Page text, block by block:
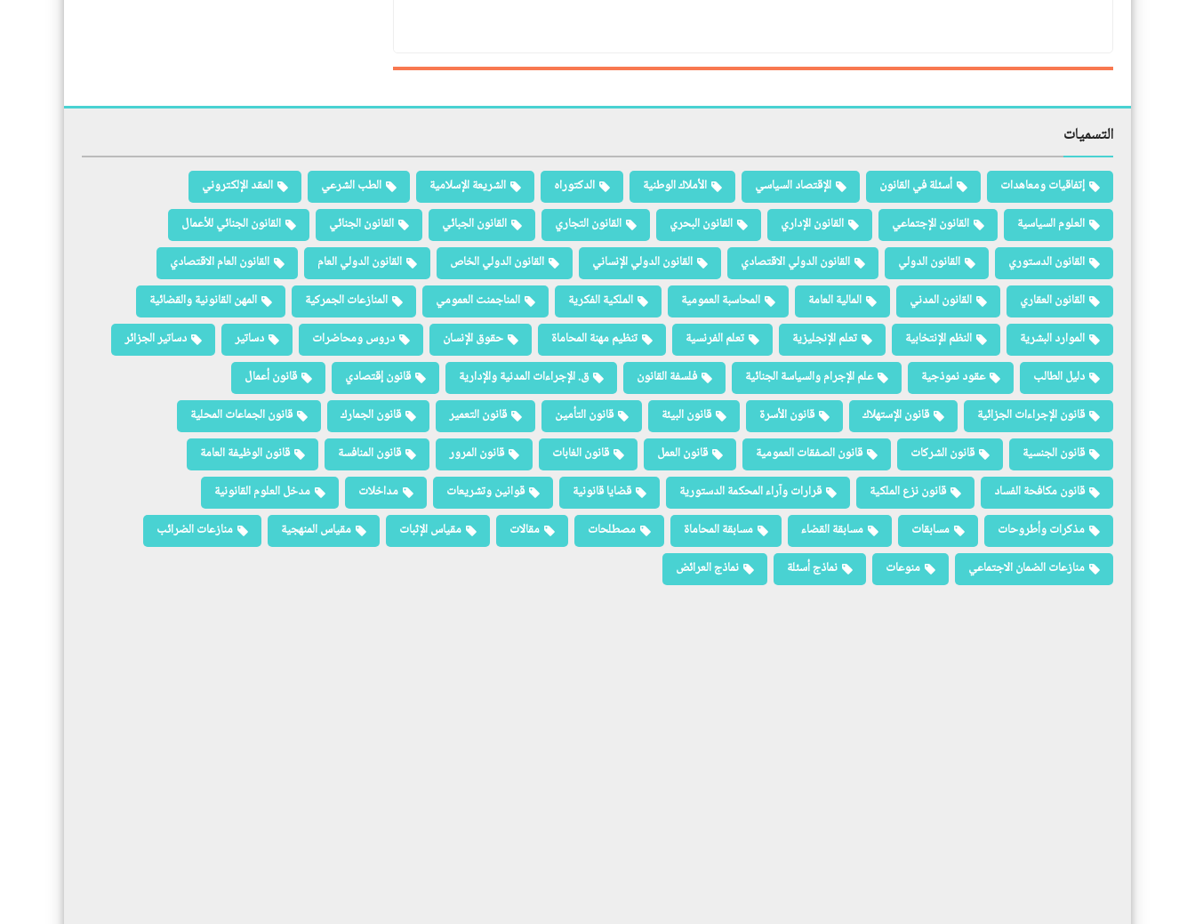
التسميات
إتفاقيات ومعاهدات أسئلة في القانون الإقتصاد السياسي الأملاك الوطنية الدكتوراه الشريعة الإسلامية الطب الشرعي
العقد الإلكتروني
العلوم السياسية
القانون الإجتماعي القانون الإداري القانون البحري القانون التجاري القانون الجبائي القانون الجنائي
القانون الجنائي للأعمال
القانون الدستوري
القانون الدولي القانون الدولي الاقتصادي القانون الدولي الإنساني القانون الدولي الخاص القانون الدولي العام
القانون العام الاقتصادي
القانون العقاري
القانون المدني المالية العامة المحاسبة العمومية الملكية الفكرية المناجمنت العمومي المنازعات الجمركية
المهن القانونية والقضائية
الموارد البشرية
النظم الإنتخابية تعلم الإنجليزية تعلم الفرنسية تنظيم مهنة المحاماة حقوق الإنسان دروس ومحاضرات دساتير
دساتير الجزائر
دليل الطالب
عقود نموذجية علم الإجرام والسياسة الجنائية فلسفة القانون ق. الإجراءات المدنية والإدارية قانون إقتصادي
قانون أعمال
قانون الإجراءات الجزائية
قانون الإستهلاك قانون الأسرة قانون البيئة قانون التأمين قانون التعمير قانون الجمارك
قانون الجماعات المحلية
قانون الجنسية
قانون الشركات قانون الصفقات العمومية قانون العمل قانون الغابات قانون المرور قانون المنافسة
قانون الوظيفة العامة
قانون مكافحة الفساد
قانون نزع الملكية قرارات وآراء المحكمة الدستورية قضايا قانونية قوانين وتشريعات مداخلات
مدخل العلوم القانونية
مذكرات وأطروحات
مسابقات مسابقة القضاء مسابقة المحاماة مصطلحات مقالات مقياس الإثبات مقياس المنهجية
منازعات الضرائب
منازعات الضمان الاجتماعي
منوعات نماذج أسئلة نماذج العرائض